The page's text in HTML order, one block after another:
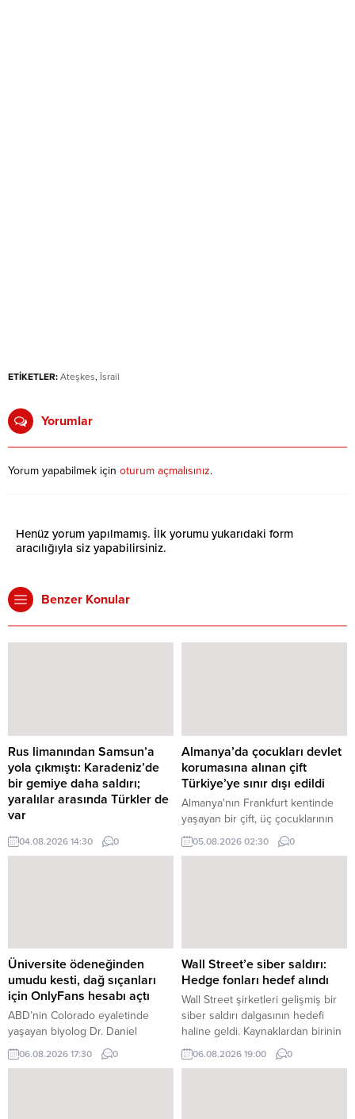
ETİKETLER: Ateşkes, İsrail
Yorumlar
Yorum yapabilmek için oturum açmalısınız.
Henüz yorum yapılmamış. İlk yorumu yukarıdaki form
aracılığıyla siz yapabilirsiniz.
Benzer Konular
Rus limanından Samsun’a
yola çıkmıştı: Karadeniz’de
bir gemiye daha saldırı;
yaralılar arasında Türkler de
var
Rusya'nın Novorossiysk
Limanı'ndan Samsun'a seyir
Rusya'ya ait deniz araçları
tarafından ...
04.08.2026 14:30 0
Almanya’da çocukları devlet
korumasına alınan çift
Türkiye’ye sınır dışı edildi
Almanya'nın Frankfurt kentinde
yaşayan bir çift, üç çocuklarının
Frankfurt Gençlik Dairesi
(Jugendamt) tarafından koruma
05.08.2026 02:30 0
Üniversite ödeneğinden
umudu kesti, dağ sıçanları
için OnlyFans hesabı açtı
ABD’nin Colorado eyaletinde
yaşayan biyolog Dr. Daniel
Blumstein, çalıştığı üniversitede
federal fonların kesilmesiyle uzun
06.08.2026 17:30 0
Wall Street’e siber saldırı:
Hedge fonları hedef alındı
Wall Street şirketleri gelişmiş bir
siber saldırı dalgasının hedefi
haline geldi. Kaynaklardan birinin
verdiği bilgiye göre, Point72
Asset Management, çarşamba
06.08.2026 19:00 0